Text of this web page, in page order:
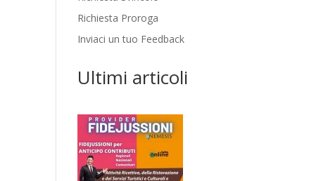
Richiesta Proroga
Inviaci un tuo Feedback
Ultimi articoli